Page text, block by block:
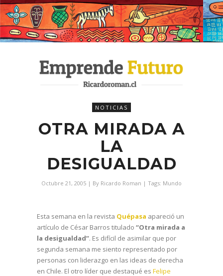
NOTICIAS
OTRA MIRADA A
LA
DESIGUALDAD
Octubre 21, 2005 | By Ricardo Roman | Tags: Mundo
Esta semana en la revista Quépasa apareció un
artículo de César Barros titulado “Otra mirada a
la desigualdad”. Es difícil de asimilar que por
segunda semana me siento representado por
personas con liderazgo en las ideas de derecha
en Chile. El otro líder que destaqué es Felipe